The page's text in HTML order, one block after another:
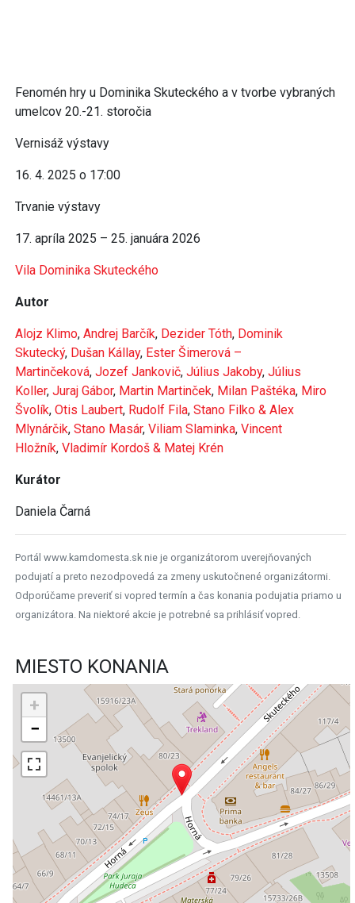
Fenomén hry u Dominika Skuteckého a v tvorbe vybraných
umelcov 20.-21. storočia
Vernisáž výstavy
16. 4. 2025 o 17:00
Trvanie výstavy
17. apríla 2025 – 25. januára 2026
Vila Dominika Skuteckého
Autor
Alojz Klimo, Andrej Barčík, Dezider Tóth, Dominik
Skutecký, Dušan Kállay, Ester Šimerová –
Martinčeková, Jozef Jankovič, Július Jakoby, Július
Koller, Juraj Gábor, Martin Martinček, Milan Paštéka, Miro
Švolík, Otis Laubert, Rudolf Fila, Stano Filko & Alex
Mlynárčik, Stano Masár, Viliam Slaminka, Vincent
Hložník, Vladimír Kordoš & Matej Krén
Kurátor
Daniela Čarná
Portál www.kamdomesta.sk nie je organizátorom uverejňovaných
podujatí a preto nezodpovedá za zmeny uskutočnené organizátormi.
Odporúčame preveriť si vopred termín a čas konania podujatia priamo u
organizátora. Na niektoré akcie je potrebné sa prihlásiť vopred.
MIESTO KONANIA
+
−